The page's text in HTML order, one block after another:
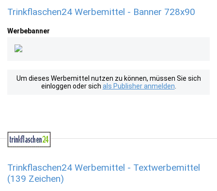
Trinkflaschen24 Werbemittel - Banner 728x90
Werbebanner
Um dieses Werbemittel nutzen zu können, müssen Sie sich
einloggen oder sich als Publisher anmelden
Trinkflaschen24 Werbemittel - Textwerbemittel
(139 Zeichen)